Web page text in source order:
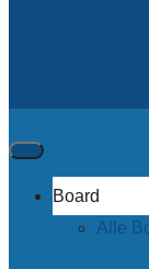
Board
Alle